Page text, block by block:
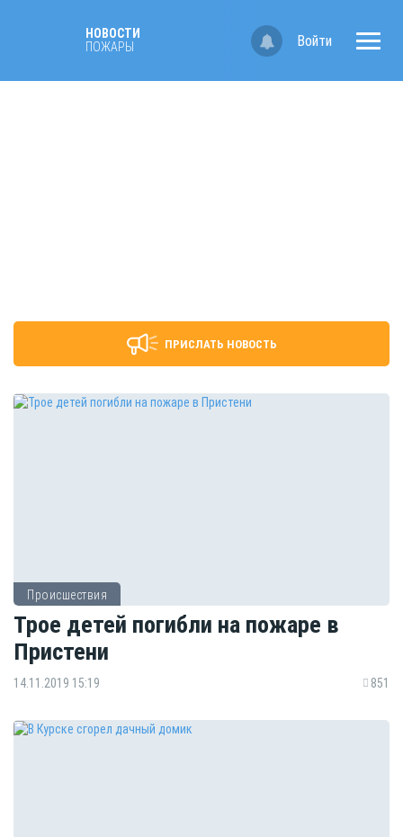
НОВОСТИ
ПОЖАРЫ
Войти
ПРИСЛАТЬ НОВОСТЬ
Происшествия
Трое детей погибли на пожаре в
Пристени
14.11.2019 15:19 851